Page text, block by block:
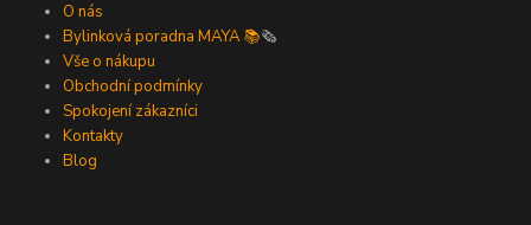
O nás
Bylinková poradna MAYA 📚🗞️
Vše o nákupu
Obchodní podmínky
Spokojení zákazníci
Kontakty
Blog